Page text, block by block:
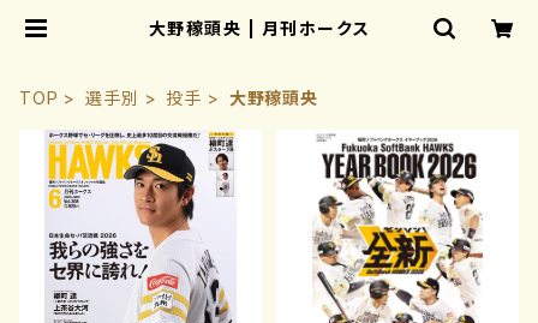
大野稼頭央 | 月刊ホークス
TOP 選手別 投手 大野稼頭央